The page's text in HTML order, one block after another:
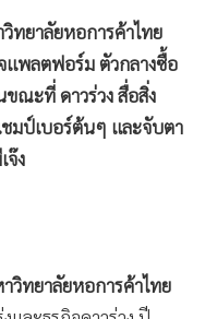
ทยาลัยหอการค้าไทย
แพลตฟอร์ม ตัวกลางซื้อ
ณะที่ ดาวร่วง สื่อสิ่ง
มป์เบอร์ต้นๆ และจับตา
จ๊ง
วิทยาลัยหอการค้าไทย